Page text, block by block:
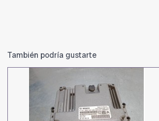
También podría gustarte